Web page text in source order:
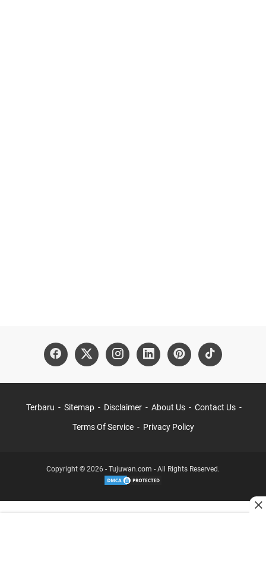
Terbaru Sitemap Disclaimer About Us Contact Us
Terms Of Service Privacy Policy
Copyright © 2026 - Tujuwan.com - All Rights Reserved.